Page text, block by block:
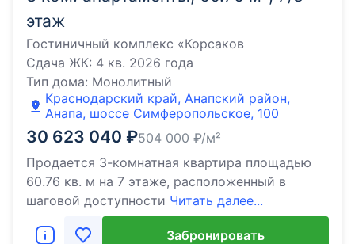
этаж
Гостиничный комплекс «Корсаков
Сдача ЖК: 4 кв. 2026 года
Тип дома: Монолитный
Краснодарский край, Анапский район,
Анапа, шоссе Симферопольское, 100
30 623 040 ₽504 000 ₽/м²
Продается 3-комнатная квартира площадью
60.76 кв. м на 7 этаже, расположенный в
шаговой доступности Читать далее...
Забронировать